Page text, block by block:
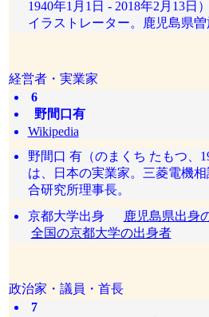
1940年1月1日 - 2018年2月13日
イラストレーター。鹿児島県曽
経営者・実業家
6
野間口有
Wikipedia
野間口 有（のまくち たもつ、
は、日本の実業家。三菱電機
合研究所理事長。
京都大学出身
鹿児島県出身
全国の京都大学の出身者
政治家・議員・首長
7